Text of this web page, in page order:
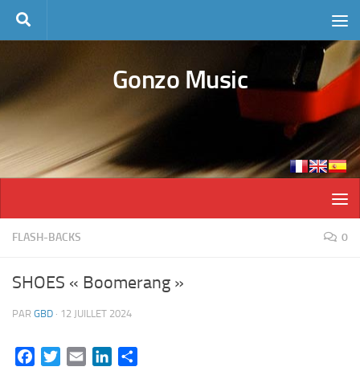
Skip to content
Gonzo Music
FLASH-BACKS 0
SHOES « Boomerang »
PAR GBD · 12 JUILLET 2024
FacebookTwitterEmail LinkedIn